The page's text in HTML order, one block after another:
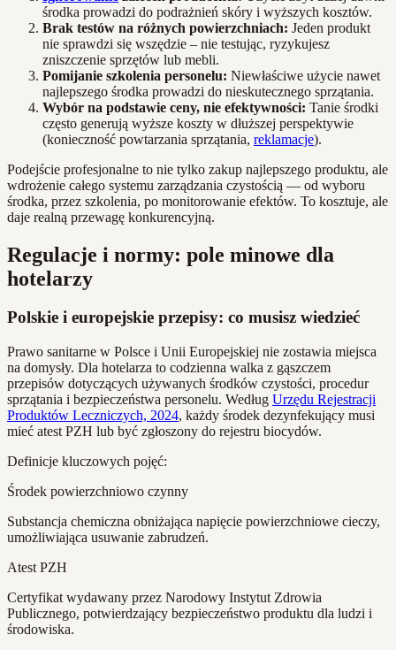
środka prowadzi do podrażnień skóry i wyższych kosztów.
Brak testów na różnych powierzchniach: Jeden produkt
nie sprawdzi się wszędzie – nie testując, ryzykujesz
zniszczenie sprzętów lub mebli.
Pomijanie szkolenia personelu: Niewłaściwe użycie nawet
najlepszego środka prowadzi do nieskutecznego sprzątania.
Wybór na podstawie ceny, nie efektywności: Tanie środki
często generują wyższe koszty w dłuższej perspektywie
(konieczność powtarzania sprzątania, reklamacje).
Podejście profesjonalne to nie tylko zakup najlepszego produktu, ale
wdrożenie całego systemu zarządzania czystością — od wyboru
środka, przez szkolenia, po monitorowanie efektów. To kosztuje, ale
daje realną przewagę konkurencyjną.
Regulacje i normy: pole minowe dla
hotelarzy
Polskie i europejskie przepisy: co musisz wiedzieć
Prawo sanitarne w Polsce i Unii Europejskiej nie zostawia miejsca
na domysły. Dla hotelarza to codzienna walka z gąszczem
przepisów dotyczących używanych środków czystości, procedur
sprzątania i bezpieczeństwa personelu. Według Urzędu Rejestracji
Produktów Leczniczych, 2024, każdy środek dezynfekujący musi
mieć atest PZH lub być zgłoszony do rejestru biocydów.
Definicje kluczowych pojęć:
Środek powierzchniowo czynny
Substancja chemiczna obniżająca napięcie powierzchniowe cieczy,
umożliwiająca usuwanie zabrudzeń.
Atest PZH
Certyfikat wydawany przez Narodowy Instytut Zdrowia
Publicznego, potwierdzający bezpieczeństwo produktu dla ludzi i
środowiska.